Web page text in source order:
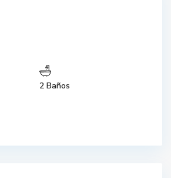
2 Baños